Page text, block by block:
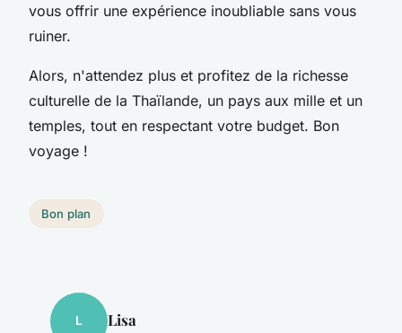
vous offrir une expérience inoubliable sans vous
ruiner.
Alors, n'attendez plus et profitez de la richesse
culturelle de la Thaïlande, un pays aux mille et un
temples, tout en respectant votre budget. Bon
voyage !
Bon plan
L Lisa